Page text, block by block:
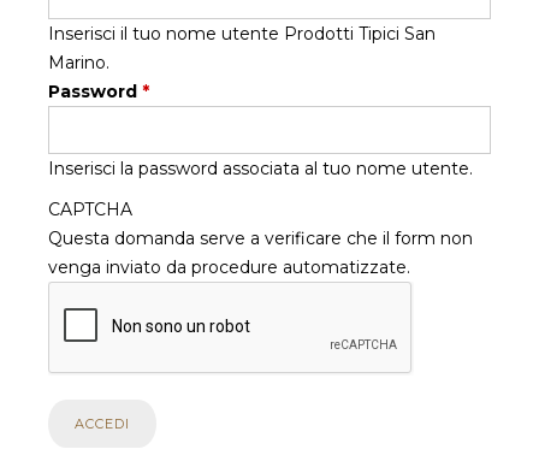
Inserisci il tuo nome utente Prodotti Tipici San
Marino.
Password *
Inserisci la password associata al tuo nome utente.
CAPTCHA
Questa domanda serve a verificare che il form non
venga inviato da procedure automatizzate.